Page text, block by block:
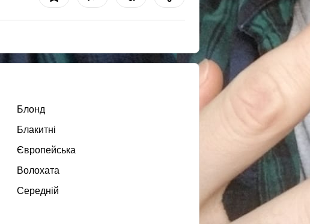
Блонд
Блакитні
Європейська
Волохата
Середній